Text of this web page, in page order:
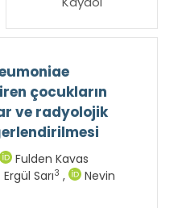
çocukların
ve radyolojik
Fulden Kavas
Sarı3 ,
Nevin